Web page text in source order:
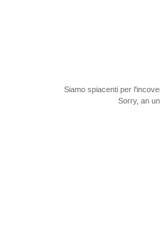
Siamo spiacenti per
Sorry, an